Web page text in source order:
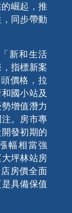
崛起，推
同步帶動
新和生活
指標新案
價格，拉
國小站及
增值潛力
。房市專
發初期的
幅相當強
坪林站房
房價全面
具備保值